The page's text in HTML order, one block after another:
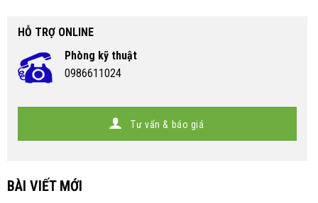
HỖ TRỢ ONLINE
Phòng kỹ thuật
0986611024
Tư vấn & báo giá
BÀI VIẾT MỚI